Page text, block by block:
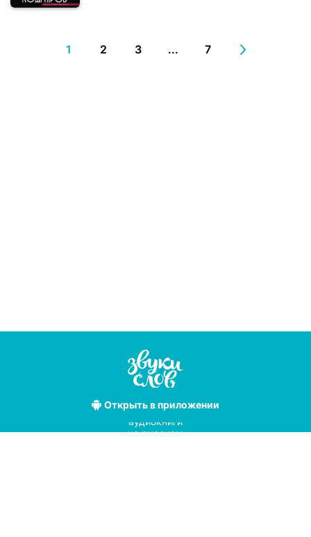
1 2 3 ... 7
Открытьв приложении
Лучшие
аудиокниги
на русском